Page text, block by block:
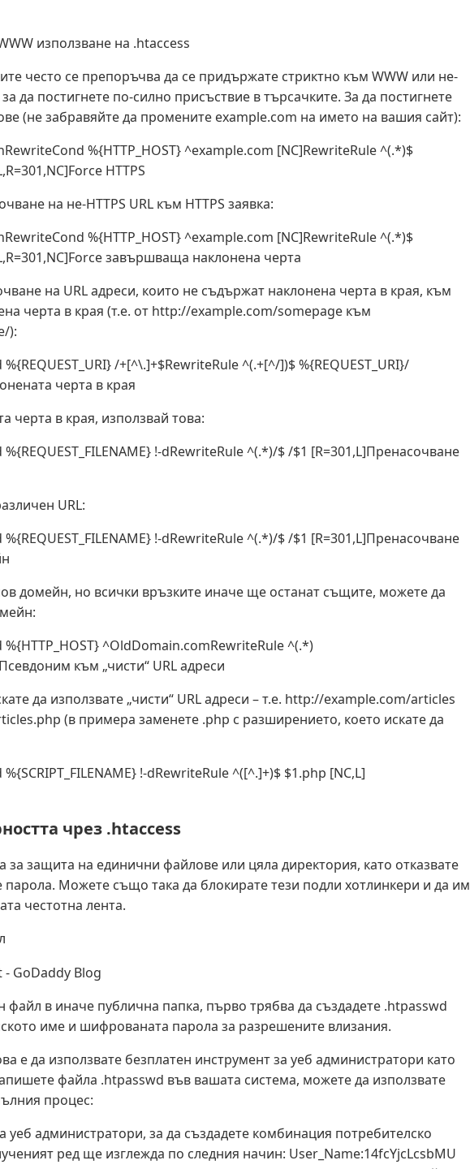
използване на .htaccess
често се препоръчва да се придържате стриктно към WWW или не-
да постигнете по-силно присъствие в търсачките. За да постигнете
(не забравяйте да промените example.com на името на вашия сайт):
%{HTTP_HOST} ^example.com [NC]RewriteRule ^(.*)$
HTTPS
на не-HTTPS URL към HTTPS заявка:
%{HTTP_HOST} ^example.com [NC]RewriteRule ^(.*)$
завършваща наклонена черта
на URL адреси, които не съдържат наклонена черта в края, към
черта в края (т.е. от http://example.com/somepage към
):
/+[^\.]+$RewriteRule ^(.+[^/])$ %{REQUEST_URI}/
черта в края
черта в края, използвай това:
!-dRewriteRule ^(.*)/$ /$1 [R=301,L]Пренасочване
URL:
!-dRewriteRule ^(.*)/$ /$1 [R=301,L]Пренасочване
домейн, но всички връзките иначе ще останат същите, можете да
^OldDomain.comRewriteRule ^(.*)
към „чисти“ URL адреси
да използвате „чисти“ URL адреси – т.е. http://example.com/articles
(в примера заменете .php с разширението, което искате да
!-dRewriteRule ^([^.]+)$ $1.php [NC,L]
чрез .htaccess
за защита на единични файлове или цяла директория, като отказвате
парола. Можете също така да блокирате тези подли хотлинкери и да им
честотна лента.
файл в иначе публична папка, първо трябва да създадете .htpasswd
име и шифрованата парола за разрешените влизания.
е да използвате безплатен инструмент за уеб администратори като
файла .htpasswd във вашата система, можете да използвате
процес:
уеб администратори, за да създадете комбинация потребителско
ред ще изглежда по следния начин: User_Name:14fcYjcLcsbMU